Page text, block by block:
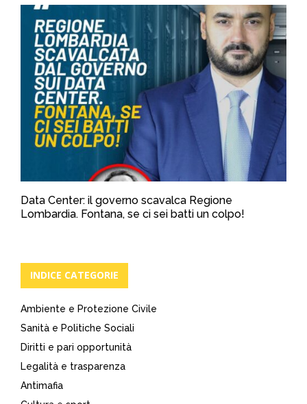
Data Center: il governo scavalca Regione
Lombardia. Fontana, se ci sei batti un colpo!
INDICE CATEGORIE
Ambiente e Protezione Civile
Sanità e Politiche Sociali
Diritti e pari opportunità
Legalità e trasparenza
Antimafia